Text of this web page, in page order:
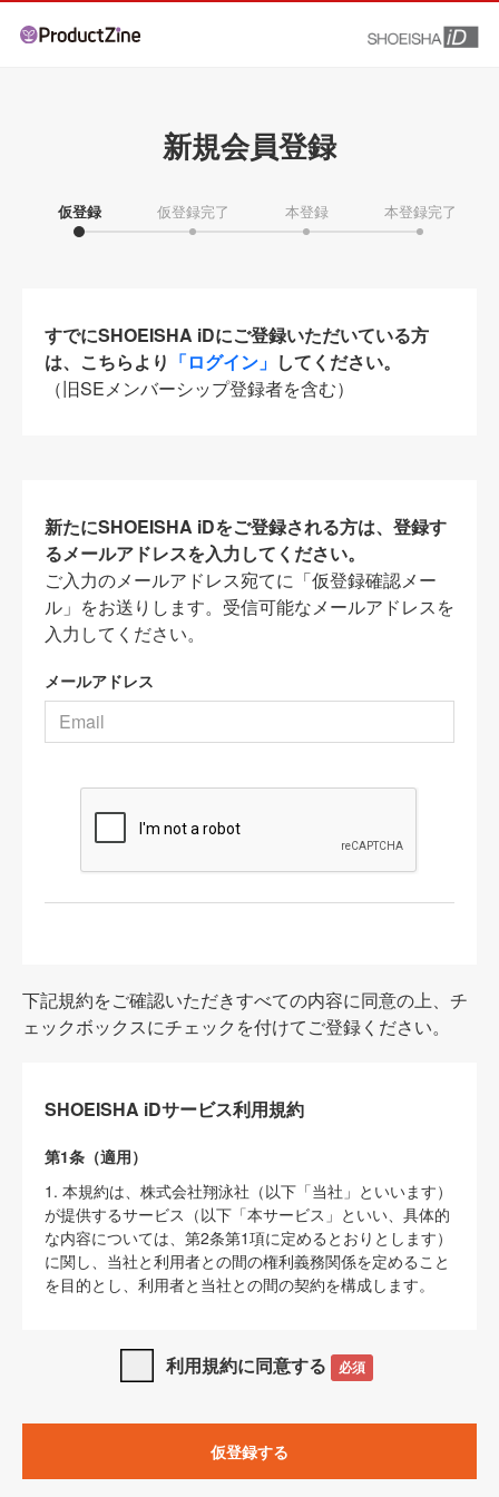
新規会員登録
仮登録 仮登録完了 本登録 本登録完了
すでにSHOEISHA iDにご登録いただいている方
は、こちらより 「ログイン」 してください。
（旧SEメンバーシップ登録者を含む）
新たにSHOEISHA iDをご登録される方は、登録す
るメールアドレスを入力してください。
ご入力のメールアドレス宛てに「仮登録確認メー
ル」をお送りします。受信可能なメールアドレスを
入力してください。
メールアドレス
下記規約をご確認いただきすべての内容に同意の上、チ
ェックボックスにチェックを付けてご登録ください。
SHOEISHA iDサービス利用規約
第1条（適用）
1. 本規約は、株式会社翔泳社（以下「当社」といいます）
が提供するサービス（以下「本サービス」といい、具体的
な内容については、第2条第1項に定めるとおりとします）
に関し、当社と利用者との間の権利義務関係を定めること
を目的とし、利用者と当社との間の契約を構成します。
SHOEISHA iDプライバシーポリシー」及び「
サイト上でのデータの利用について（Cookieポリシー）
3. 本規約の内容と、前項に記載する定めその他当社が定め
利用規約に同意する 必須
仮登録する